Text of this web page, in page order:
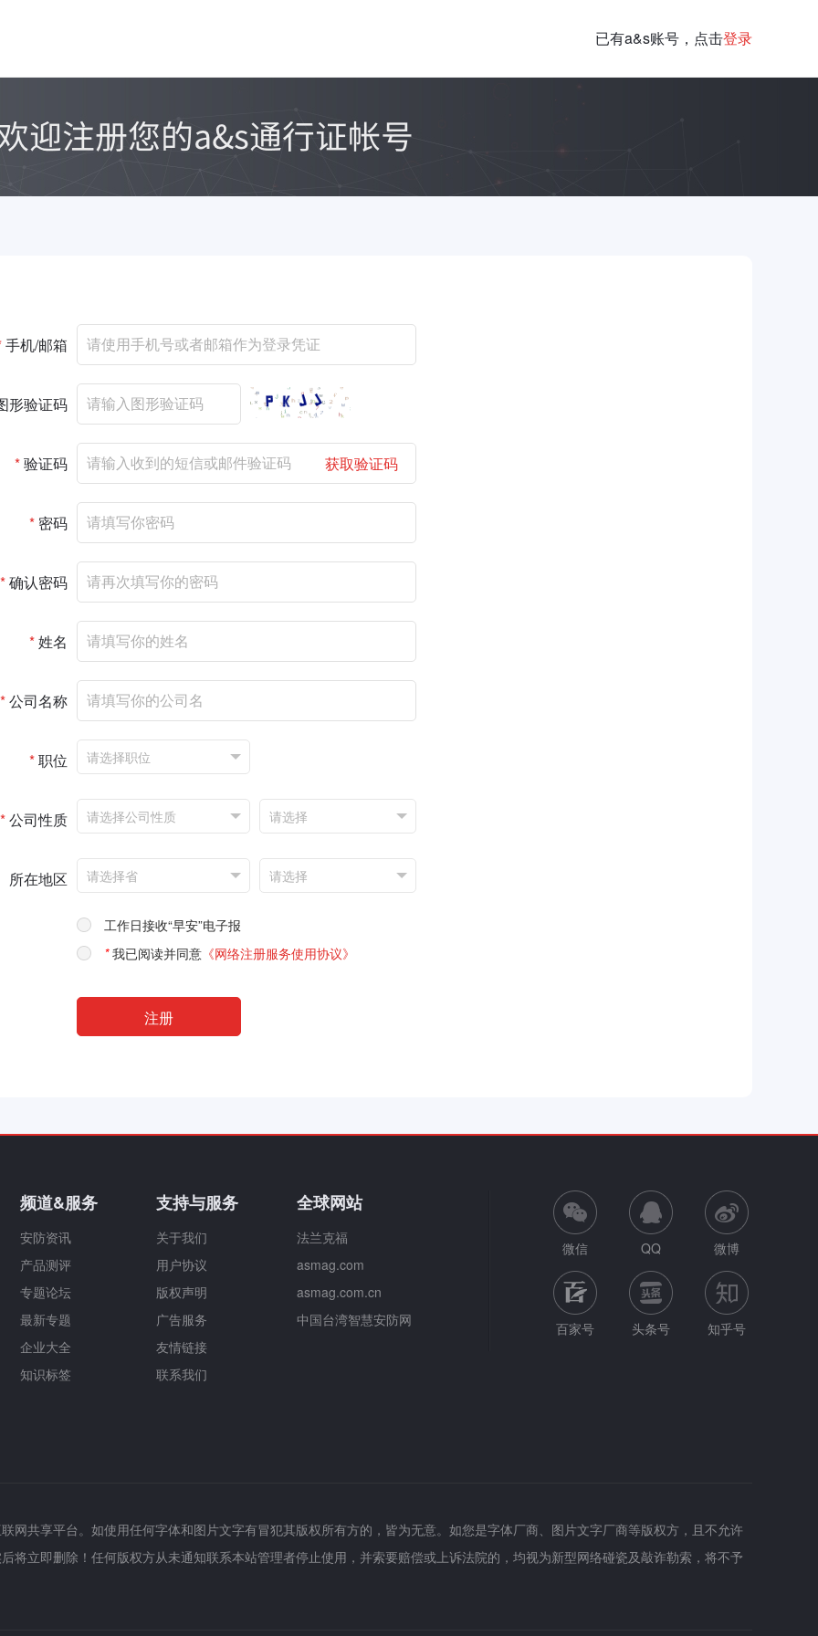
已有a&s账号，点击登录
手机/邮箱
形验证码
*验证码 获取验证码
* 密码
*确认密码
*姓名
*公司名称
*职位
*公司性质
所在地区
工作日接收“早安”电子报
*我已阅读并同意 《网络注册服务使用协议》
频道&服务
安防资讯
产品测评
专题论坛
最新专题
企业大全
知识标签
支持与服务
关于我们
用户协议
版权声明
广告服务
友情链接
联系我们
全球网站
法兰克福
asmag.com
asmag.com.cn
中国台湾智慧安防网
微信 QQ 微博
百家号 头条号 知乎号
网共享平台。如使用任何字体和图片文字有冒犯其版权所有方的，皆为无意。如您是字体厂商、图片文字厂商等版权方，且不允许
将立即删除！任何版权方从未通知联系本站管理者停止使用，并索要赔偿或上诉法院的，均视为新型网络碰瓷及敲诈勒索，将不予